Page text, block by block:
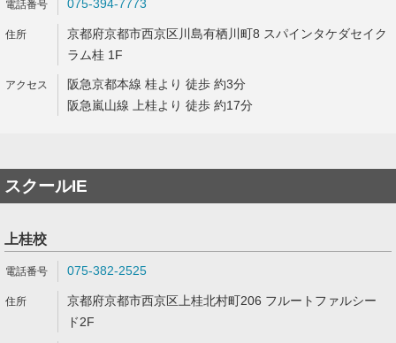
075-394-7773
京都府京都市西京区川島有栖川町8 スパインタケダセイク
ラム桂 1F
阪急京都本線 桂より 徒歩 約3分
阪急嵐山線 上桂より 徒歩 約17分
スクールIE
上桂校
075-382-2525
京都府京都市西京区上桂北村町206 フルートファルシー
ド2F